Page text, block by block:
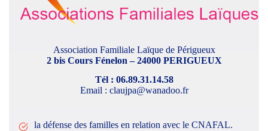
Association Familiale Laïque de Périgueux
2 bis Cours Fénelon – 24000 PERIGUEUX
Tél : 06.89.31.14.58
Email : claujpa@wanadoo.fr
la défense des familles en relation avec le CNAFAL.